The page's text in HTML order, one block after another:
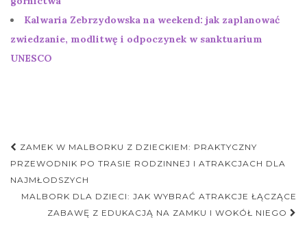
Kalwaria Zebrzydowska na weekend: jak zaplanować
zwiedzanie, modlitwę i odpoczynek w sanktuarium
UNESCO
Nawigacja
postu
ZAMEK W MALBORKU Z DZIECKIEM: PRAKTYCZNY
PRZEWODNIK PO TRASIE RODZINNEJ I ATRAKCJACH DLA
NAJMŁODSZYCH
MALBORK DLA DZIECI: JAK WYBRAĆ ATRAKCJE ŁĄCZĄCE
ZABAWĘ Z EDUKACJĄ NA ZAMKU I WOKÓŁ NIEGO